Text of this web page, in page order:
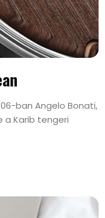
ban Angelo Bonati,
a Karib tengeri